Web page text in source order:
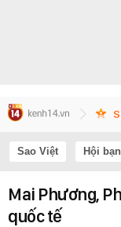
Sao Việt Hội
Mai Phương,
quốc tế